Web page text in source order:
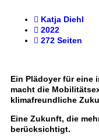
Katja Diehl
2022
272 Seiten
Ein Plädoyer für eine
macht die
klimafreundliche
Eine Zukunft, die
berücksichtigt.